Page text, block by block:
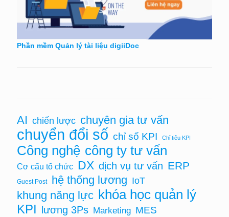
Phần mềm Quản lý tài liệu digiiDoc
AI chiến lược chuyên gia tư vấn
chuyển đổi số chỉ số KPI Chỉ tiêu KPI
Công nghệ công ty tư vấn
Cơ cấu tổ chức DX dịch vụ tư vấn ERP
Guest Post hệ thống lương IoT
khung năng lực khóa học quản lý
KPI lương 3Ps Marketing MES